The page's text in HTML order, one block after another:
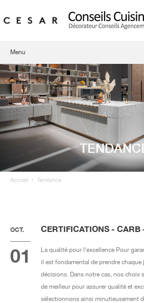
Menu
Qui sommes-nous ?
Showroom
Cuisines
Agencement d'intérieur
Contact
Accueil Tendance
OCT.
01
CERTIFICATIONS - CARB
La qualité pour l'excellence Pour
il est fondamental de prendre chaque
décisions. Dans notre cas, nos choix
de meilleur pour assurer qualité et
sélectionnons ainsi minutieusement